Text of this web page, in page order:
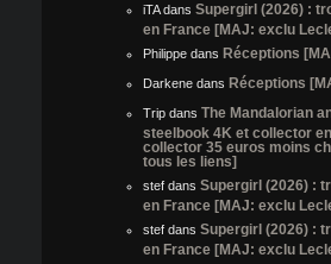
iTAdans Supergirl (2026) :
en France [MAJ: exclu
Philippe dans Réceptions
Darkene dans Réceptions
Trip dans The Mandalorian
steelbook 4K et collector
collector 35 euros moins
tous les liens]
stef dans Supergirl (2026) :
en France [MAJ: exclu
stef dans Supergirl (2026) :
en France [MAJ: exclu